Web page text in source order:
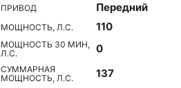
ПРИВОД Передний
МОЩНОСТЬ, Л.С. 110
МОЩНОСТЬ 30 МИН,
Л.С.
0
СУММАРНАЯ
МОЩНОСТЬ, Л.С.
137